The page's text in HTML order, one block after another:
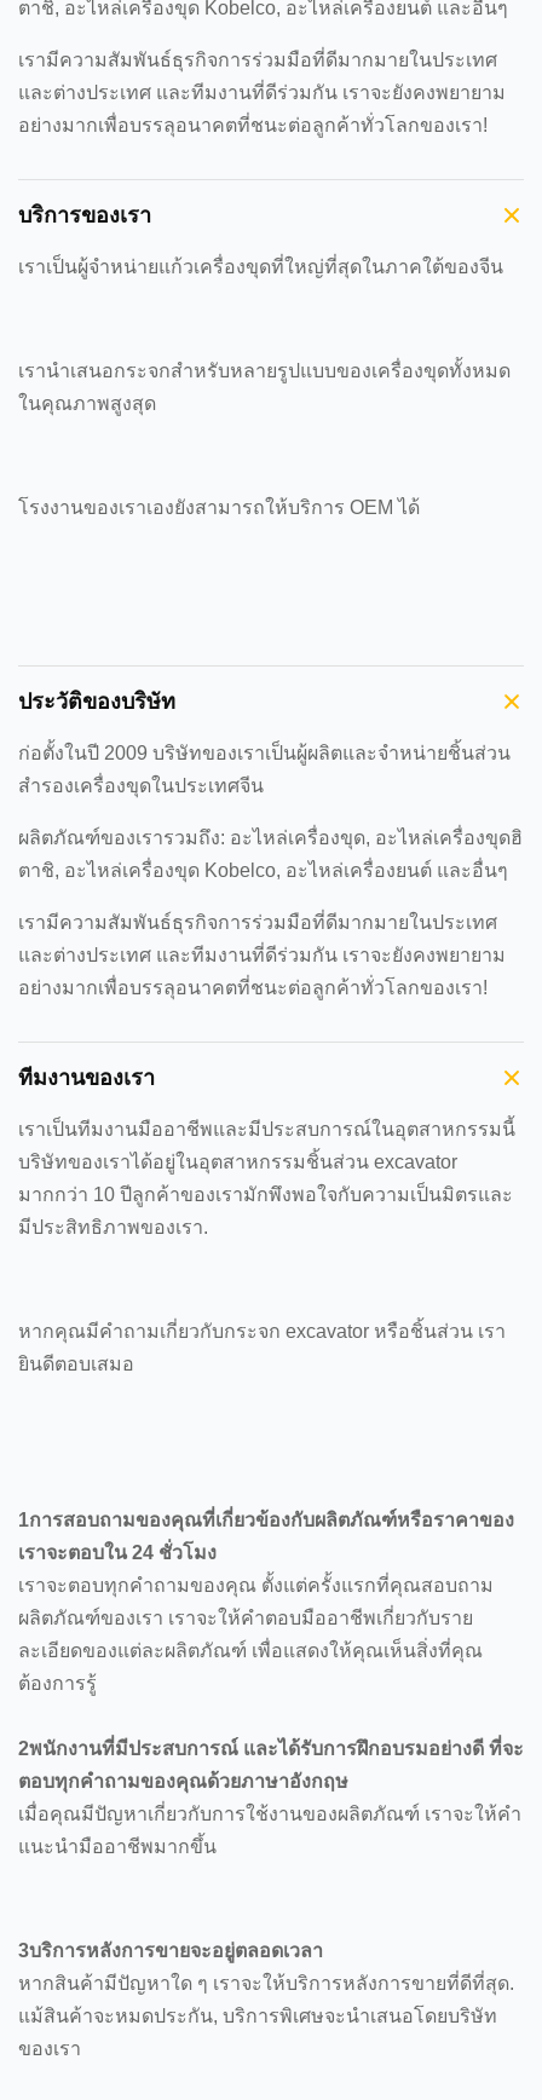
ตาชิ, อะไหล่เครื่องขุด Kobelco, อะไหล่เครื่องยนต์ และอื่นๆ
เรามีความสัมพันธ์ธุรกิจการร่วมมือที่ดีมากมายในประเทศ
และต่างประเทศ และทีมงานที่ดีร่วมกัน เราจะยังคงพยายาม
อย่างมากเพื่อบรรลุอนาคตที่ชนะต่อลูกค้าทั่วโลกของเรา!
บริการของเรา
เราเป็นผู้จําหน่ายแก้วเครื่องขุดที่ใหญ่ที่สุดในภาคใต้ของจีน
เรานําเสนอกระจกสําหรับหลายรูปแบบของเครื่องขุดทั้งหมด
ในคุณภาพสูงสุด
โรงงานของเราเองยังสามารถให้บริการ OEM ได้
ประวัติของบริษัท
ก่อตั้งในปี 2009 บริษัทของเราเป็นผู้ผลิตและจําหน่ายชิ้นส่วน
สํารองเครื่องขุดในประเทศจีน
ผลิตภัณฑ์ของเรารวมถึง: อะไหล่เครื่องขุด, อะไหล่เครื่องขุดฮิ
ตาชิ, อะไหล่เครื่องขุด Kobelco, อะไหล่เครื่องยนต์ และอื่นๆ
เรามีความสัมพันธ์ธุรกิจการร่วมมือที่ดีมากมายในประเทศ
และต่างประเทศ และทีมงานที่ดีร่วมกัน เราจะยังคงพยายาม
อย่างมากเพื่อบรรลุอนาคตที่ชนะต่อลูกค้าทั่วโลกของเรา!
ทีมงานของเรา
เราเป็นทีมงานมืออาชีพและมีประสบการณ์ในอุตสาหกรรมนี้
บริษัทของเราได้อยู่ในอุตสาหกรรมชิ้นส่วน excavator
มากกว่า 10 ปีลูกค้าของเรามักพึงพอใจกับความเป็นมิตรและ
มีประสิทธิภาพของเรา.
หากคุณมีคําถามเกี่ยวกับกระจก excavator หรือชิ้นส่วน เรา
ยินดีตอบเสมอ
1การสอบถามของคุณที่เกี่ยวข้องกับผลิตภัณฑ์หรือราคาของ
เราจะตอบใน 24 ชั่วโมง
เราจะตอบทุกคําถามของคุณ ตั้งแต่ครั้งแรกที่คุณสอบถาม
ผลิตภัณฑ์ของเรา เราจะให้คําตอบมืออาชีพเกี่ยวกับราย
ละเอียดของแต่ละผลิตภัณฑ์ เพื่อแสดงให้คุณเห็นสิ่งที่คุณ
ต้องการรู้
2พนักงานที่มีประสบการณ์ และได้รับการฝึกอบรมอย่างดี ที่จะ
ตอบทุกคําถามของคุณด้วยภาษาอังกฤษ
เมื่อคุณมีปัญหาเกี่ยวกับการใช้งานของผลิตภัณฑ์ เราจะให้คํา
แนะนํามืออาชีพมากขึ้น
3บริการหลังการขายจะอยู่ตลอดเวลา
หากสินค้ามีปัญหาใด ๆ เราจะให้บริการหลังการขายที่ดีที่สุด.
แม้สินค้าจะหมดประกัน, บริการพิเศษจะนําเสนอโดยบริษัท
ของเรา